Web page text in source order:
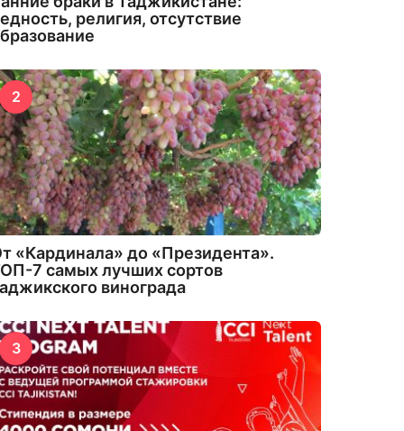
религия, отсутствие
2
«Кардинала» до «Президента».
7 самых лучших сортов
винограда
3